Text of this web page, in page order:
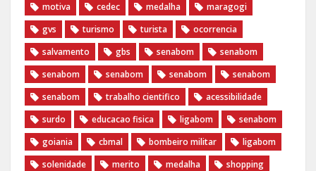
motiva
cedec medalha
maragogi
gvs
turismo turista
ocorrencia
salvamento
gbs senabom
senabom
senabom
senabom senabom
senabom
senabom
trabalho cientifico
acessibilidade
surdo
educacao fisica ligabom
senabom
goiania
cbmal bombeiro militar
ligabom
solenidade
merito medalha
shopping